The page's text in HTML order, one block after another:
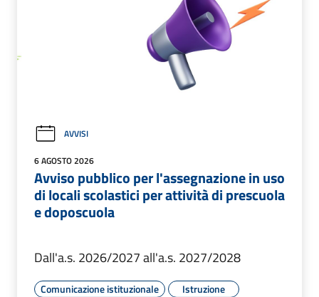
AVVISI
6 AGOSTO 2026
Avviso pubblico per l'assegnazione in uso
di locali scolastici per attività di prescuola
e doposcuola
Dall'a.s. 2026/2027 all'a.s. 2027/2028
Comunicazione istituzionale Istruzione